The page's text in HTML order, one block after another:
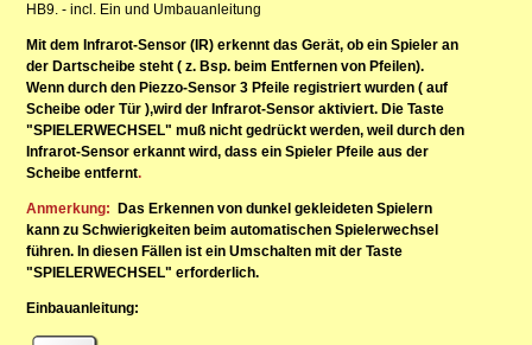
HB9. - incl. Ein und Umbauanleitung
Mit dem Infrarot-Sensor (IR) erkennt das Gerät, ob ein Spieler an
der Dartscheibe steht ( z. Bsp. beim Entfernen von Pfeilen).
Wenn durch den Piezzo-Sensor 3 Pfeile registriert wurden ( auf
Scheibe oder Tür ),wird der Infrarot-Sensor aktiviert. Die Taste
"SPIELERWECHSEL" muß nicht gedrückt werden, weil durch den
Infrarot-Sensor erkannt wird, dass ein Spieler Pfeile aus der
Scheibe entfernt.
Anmerkung:
Das Erkennen von dunkel gekleideten Spielern
kann zu Schwierigkeiten beim automatischen Spielerwechsel
führen. In diesen Fällen ist ein Umschalten mit der Taste
"SPIELERWECHSEL" erforderlich.
Einbauanleitung: